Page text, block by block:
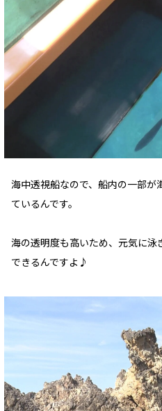
海中透視船なので、船内の一部が
ているんです。
海の透明度も高いため、元気に
できるんですよ♪